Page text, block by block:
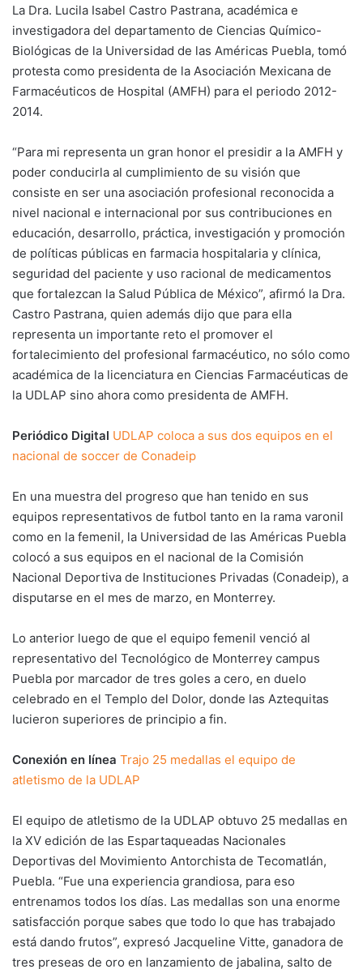
La Dra. Lucila Isabel Castro Pastrana, académica e
investigadora del departamento de Ciencias Químico-
Biológicas de la Universidad de las Américas Puebla, tomó
protesta como presidenta de la Asociación Mexicana de
Farmacéuticos de Hospital (AMFH) para el periodo 2012-
2014.
“Para mi representa un gran honor el presidir a la AMFH y
poder conducirla al cumplimiento de su visión que
consiste en ser una asociación profesional reconocida a
nivel nacional e internacional por sus contribuciones en
educación, desarrollo, práctica, investigación y promoción
de políticas públicas en farmacia hospitalaria y clínica,
seguridad del paciente y uso racional de medicamentos
que fortalezcan la Salud Pública de México”, afirmó la Dra.
Castro Pastrana, quien además dijo que para ella
representa un importante reto el promover el
fortalecimiento del profesional farmacéutico, no sólo como
académica de la licenciatura en Ciencias Farmacéuticas de
la UDLAP sino ahora como presidenta de AMFH.
Periódico Digital UDLAP coloca a sus dos equipos en el
nacional de soccer de Conadeip
En una muestra del progreso que han tenido en sus
equipos representativos de futbol tanto en la rama varonil
como en la femenil, la Universidad de las Américas Puebla
colocó a sus equipos en el nacional de la Comisión
Nacional Deportiva de Instituciones Privadas (Conadeip), a
disputarse en el mes de marzo, en Monterrey.
Lo anterior luego de que el equipo femenil venció al
representativo del Tecnológico de Monterrey campus
Puebla por marcador de tres goles a cero, en duelo
celebrado en el Templo del Dolor, donde las Aztequitas
lucieron superiores de principio a fin.
Conexión en línea Trajo 25 medallas el equipo de
atletismo de la UDLAP
El equipo de atletismo de la UDLAP obtuvo 25 medallas en
la XV edición de las Espartaqueadas Nacionales
Deportivas del Movimiento Antorchista de Tecomatlán,
Puebla. “Fue una experiencia grandiosa, para eso
entrenamos todos los días. Las medallas son una enorme
satisfacción porque sabes que todo lo que has trabajado
está dando frutos”, expresó Jacqueline Vitte, ganadora de
tres preseas de oro en lanzamiento de jabalina, salto de